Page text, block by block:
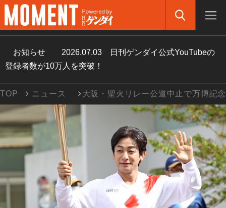
お知らせ 2026.07.03
日刊ゲンダイ公式YouTubeの
登録者数が10万人を突破！
TOP ニュース 大阪・聖火リレー公道中止で万博記